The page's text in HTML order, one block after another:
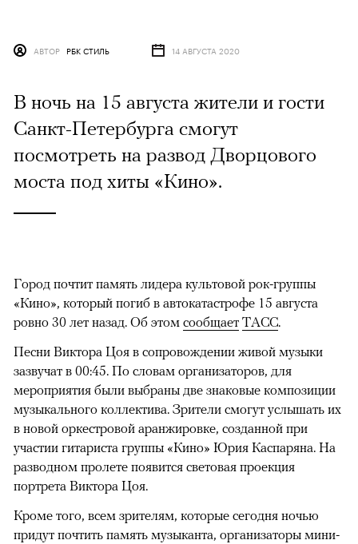
АВТОР РБК СТИЛЬ 14 АВГУСТА 2020
В ночь на 15 августа жители и гости
Санкт-Петербурга смогут
посмотреть на развод Дворцового
моста под хиты «Кино».
Город почтит память лидера культовой рок-группы
«Кино», который погиб в автокатастрофе 15 августа
ровно 30 лет назад. Об этом сообщает ТАСС.
Песни Виктора Цоя в сопровождении живой музыки
зазвучат в 00:45. По словам организаторов, для
мероприятия были выбраны две знаковые композиции
музыкального коллектива. Зрители смогут услышать их
в новой оркестровой аранжировке, созданной при
участии гитариста группы «Кино» Юрия Каспаряна. На
разводном пролете появится световая проекция
портрета Виктора Цоя.
Кроме того, всем зрителям, которые сегодня ночью
придут почтить память музыканта, организаторы мини-